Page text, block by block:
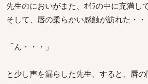
先生のにおいがまた、ｵｲﾗの中に充満して
そして、唇の柔らかい感触が訪れた・・
「ん・・・」
と少し声を漏らした先生、すると、唇